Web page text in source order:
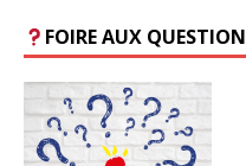
FOIRE AUX